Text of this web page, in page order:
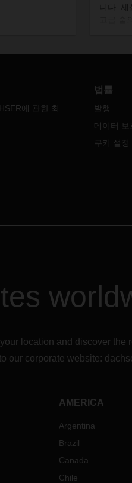
세
물류 프
에 관한 최
법률
발행
데이터 보
쿠키 설정
location and discover
our corporate website:
AMERICA
Argentina
Brazil
Canada
Chile